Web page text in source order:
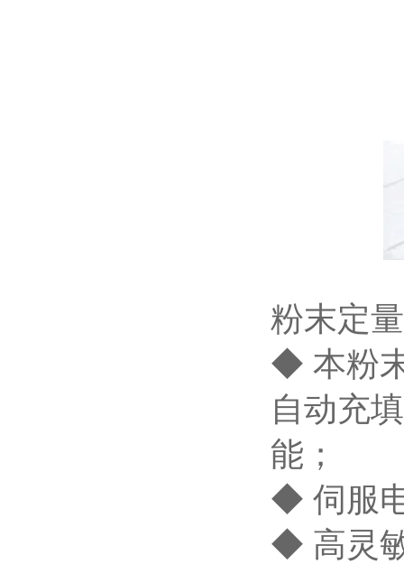
粉末定
◆ 本粉
自动充
能；
◆ 伺服
◆ 高灵